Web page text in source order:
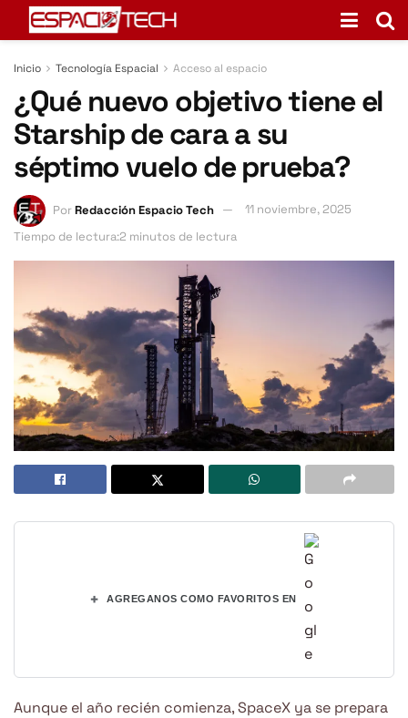
Inicio Tecnología Espacial Acceso al espacio
¿Qué nuevo objetivo tiene el
Starship de cara a su
séptimo vuelo de prueba?
PorRedacción Espacio Tech
11 noviembre, 2025
Tiempo de lectura:2 minutos de lectura
+ AGREGANOS COMO FAVORITOS EN
Aunque el año recién comienza, SpaceX ya se prepara